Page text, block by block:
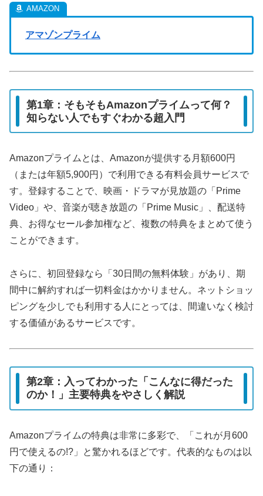
アマゾンプライム
第1章：そもそもAmazonプライムって何？
知らない人でもすぐわかる超入門
Amazonプライムとは、Amazonが提供する月額600円
（または年額5,900円）で利用できる有料会員サービスで
す。登録することで、映画・ドラマが見放題の「Prime
Video」や、音楽が聴き放題の「Prime Music」、配送特
典、お得なセール参加権など、複数の特典をまとめて使う
ことができます。
さらに、初回登録なら「30日間の無料体験」があり、期
間中に解約すれば一切料金はかかりません。ネットショッ
ピングを少しでも利用する人にとっては、間違いなく検討
する価値があるサービスです。
第2章：入ってわかった「こんなに得だった
のか！」主要特典をやさしく解説
Amazonプライムの特典は非常に多彩で、「これが月600
円で使えるの!?」と驚かれるほどです。代表的なものは以
下の通り：